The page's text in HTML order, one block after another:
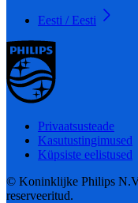
Eesti / Eesti
Privaatsusteade
Kasutustingimused
Küpsiste eelistused
© Koninklijke Philips
reserveeritud.